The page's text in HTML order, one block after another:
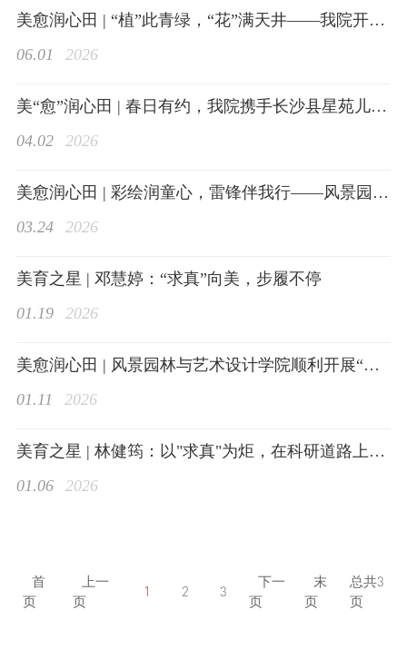
研究生教育
学生工作
美愈润心田 | “植”此青绿，“花”满天井——我院开展“花境改造”志愿服务活动
06.01
2026
美“愈”润心田 | 春日有约，我院携手长沙县星苑儿童康复中心开展“趣”春游活动
04.02
2026
美愈润心田 | 彩绘润童心，雷锋伴我行——风景园林与艺术设计学院赴湖南省残疾人
03.24
2026
美育之星 | 邓慧婷：“求真”向美，步履不停
01.19
2026
美愈润心田 | 风景园林与艺术设计学院顺利开展“守护浏阳河，净滩志愿行”活动
01.11
2026
美育之星 | 林健筠：以"求真"为炬，在科研道路上躬耕不辍
01.06
2026
首
页
上一
页
1 2 3
下一
页
末
页
总共3
页